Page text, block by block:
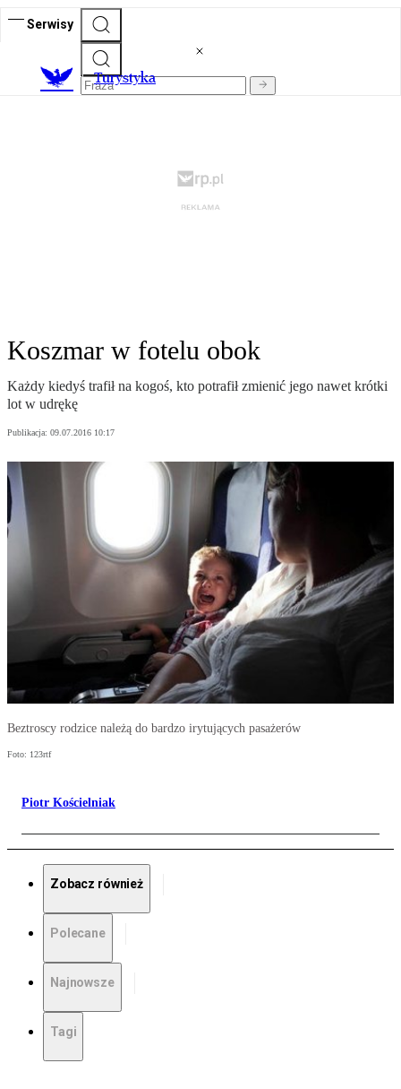
Serwisy
Turystyka
Koszmar w fotelu obok
Każdy kiedyś trafił na kogoś, kto potrafił zmienić jego nawet krótki
lot w udrękę
Publikacja: 09.07.2016 10:17
Beztroscy rodzice należą do bardzo irytujących pasażerów
Foto: 123rtf
Piotr Kościelniak
Zobacz również
Polecane
Najnowsze
Tagi